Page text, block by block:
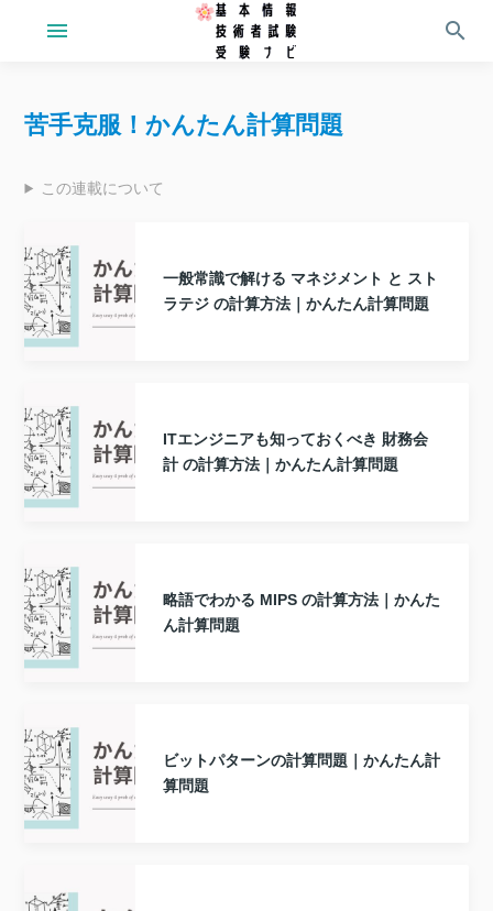
menu search
苦手克服！かんたん計算問題
この連載について
一般常識で解ける マネジメント と スト
ラテジ の計算方法｜かんたん計算問題
ITエンジニアも知っておくべき 財務会
計 の計算方法｜かんたん計算問題
略語でわかる MIPS の計算方法｜かんた
ん計算問題
ビットパターンの計算問題｜かんたん計
算問題